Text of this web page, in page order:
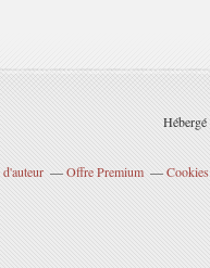
Hébergé
Offre Premium